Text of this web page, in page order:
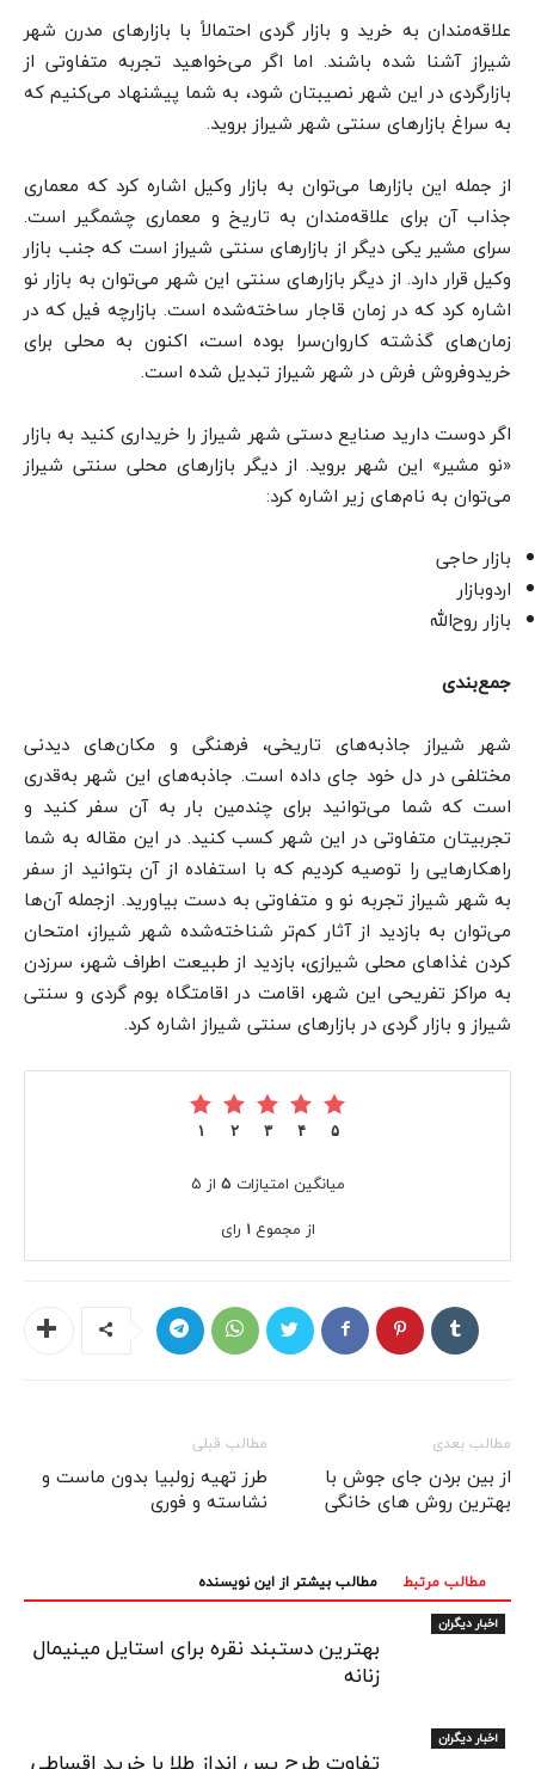
علاقه‌مندان به خرید و بازار گردی احتمالاً با بازارهای مدرن شهر
شیراز آشنا شده باشند. اما اگر می‌خواهید تجربه متفاوتی از
بازارگردی در این شهر نصیبتان شود، به شما پیشنهاد می‌کنیم که
به سراغ بازارهای سنتی شهر شیراز بروید.
از جمله این بازارها می‌توان به بازار وکیل اشاره کرد که معماری
جذاب آن برای علاقه‌مندان به تاریخ و معماری چشمگیر است.
سرای مشیر یکی دیگر از بازارهای سنتی شیراز است که جنب بازار
وکیل قرار دارد. از دیگر بازارهای سنتی این شهر می‌توان به بازار نو
اشاره کرد که در زمان قاجار ساخته‌شده است. بازارچه فیل که در
زمان‌های گذشته کاروان‌سرا بوده است، اکنون به محلی برای
خریدوفروش فرش در شهر شیراز تبدیل شده است.
اگر دوست دارید صنایع دستی شهر شیراز را خریداری کنید به بازار
«نو مشیر» این شهر بروید. از دیگر بازارهای محلی سنتی شیراز
می‌توان به نام‌های زیر اشاره کرد:
بازار حاجی
اردوبازار
بازار روح‌الله
جمع‌بندی
شهر شیراز جاذبه‌های تاریخی، فرهنگی و مکان‌های دیدنی
مختلفی در دل خود جای داده است. جاذبه‌های این شهر به‌قدری
است که شما می‌توانید برای چندمین بار به آن سفر کنید و
تجربیتان متفاوتی در این شهر کسب کنید. در این مقاله به شما
راهکارهایی را توصیه کردیم که با استفاده از آن بتوانید از سفر
به شهر شیراز تجربه نو و متفاوتی به دست بیاورید. ازجمله آن‌ها
می‌توان به بازدید از آثار کم‌تر شناخته‌شده شهر شیراز، امتحان
کردن غذاهای محلی شیرازی، بازدید از طبیعت اطراف شهر، سرزدن
به مراکز تفریحی این شهر، اقامت در اقامتگاه بوم گردی و سنتی
شیراز و بازار گردی در بازارهای سنتی شیراز اشاره کرد.
۵ ۴ ۳ ۲ ۱
میانگین امتیازات ۵ از ۵
از مجموع۱ رای
مطالب قبلی
طرز تهیه زولبیا بدون ماست و
نشاسته و فوری
مطالب بعدی
از بین بردن جای جوش با
بهترین روش های خانگی
مطالب مرتبط مطالب بیشتر از این نویسنده
اخبار دیگران
بهترین دستبند نقره برای استایل مینیمال
زنانه
اخبار دیگران
تفاوت طرح پس انداز طلا با خرید اقساطی